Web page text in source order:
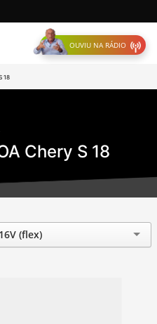
OUVIU NA RÁDIO
18
Chery S 18
(flex)